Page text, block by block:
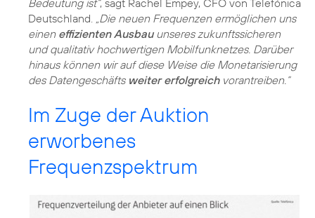
Bedeutung ist“, sagt Rachel Empey, CFO von Telefónica
Deutschland. „Die neuen Frequenzen ermöglichen uns
einen effizienten Ausbauunseres zukunftssicheren
und qualitativ hochwertigen Mobilfunknetzes. Darüber
hinaus können wir auf diese Weise die Monetarisierung
des Datengeschäfts weiter erfolgreichvorantreiben.“
Im Zuge der Auktion
erworbenes
Frequenzspektrum